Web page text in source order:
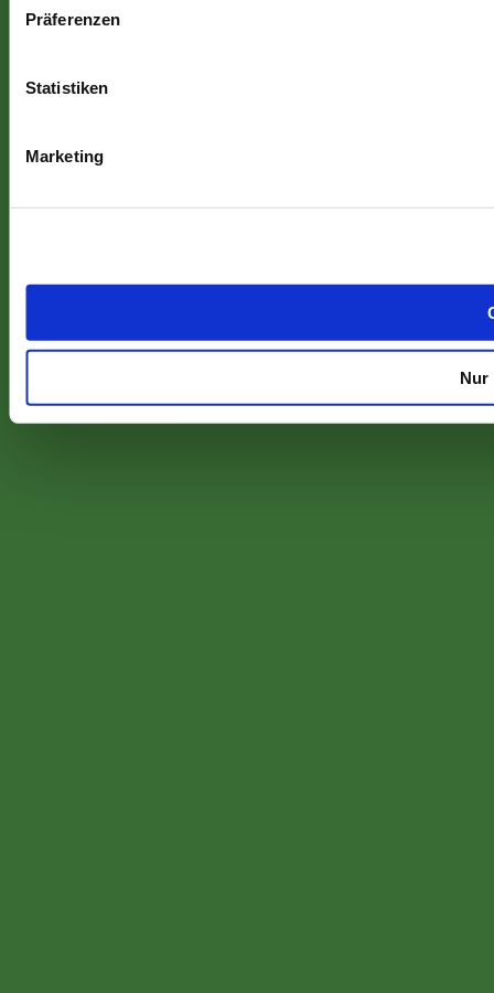
Präferenzen
Statistiken
Marketing
Nur